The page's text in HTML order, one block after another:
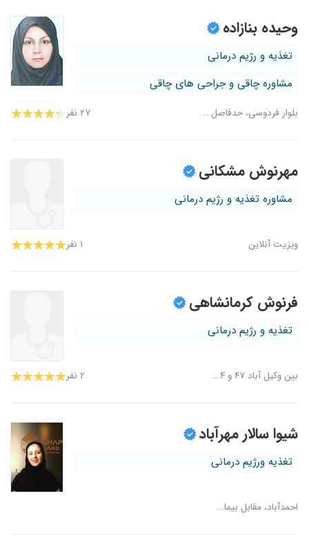
وحیده بنازاده
تغذیه و رژیم درمانی
مشاوره چاقی و جراحی های چاقی
بلوار فردوسی، حدفاصل... ۲۷ نفر
مهرنوش مشکانی
مشاوره تغذیه و رژیم درمانی
ویزیت آنلاین ۱ نفر
فرنوش کرمانشاهی
تغذیه و رژیم درمانی
بین وکیل آباد ۴۷ و ۴... ۲ نفر
شیوا سالار مهرآباد
تغذیه ورژیم درمانی
احمدآباد، مقابل بیما...